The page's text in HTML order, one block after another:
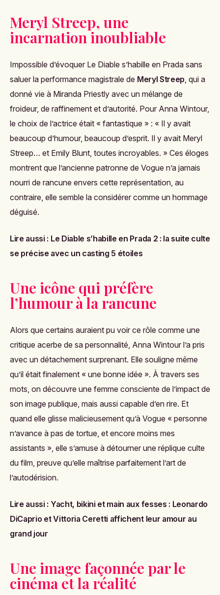
Meryl Streep, une
incarnation inoubliable
Impossible d’évoquer Le Diable s’habille en Prada sans
saluer la performance magistrale de Meryl Streep, qui a
donné vie à Miranda Priestly avec un mélange de
froideur, de raffinement et d’autorité. Pour Anna Wintour,
le choix de l’actrice était « fantastique » : « Il y avait
beaucoup d’humour, beaucoup d’esprit. Il y avait Meryl
Streep… et Emily Blunt, toutes incroyables. » Ces éloges
montrent que l’ancienne patronne de Vogue n’a jamais
nourri de rancune envers cette représentation, au
contraire, elle semble la considérer comme un hommage
déguisé.
Lire aussi : Le Diable s’habille en Prada 2 : la suite culte
se précise avec un casting 5 étoiles
Une icône qui préfère
l’humour à la rancune
Alors que certains auraient pu voir ce rôle comme une
critique acerbe de sa personnalité, Anna Wintour l’a pris
avec un détachement surprenant. Elle souligne même
qu’il était finalement « une bonne idée ». À travers ses
mots, on découvre une femme consciente de l’impact de
son image publique, mais aussi capable d’en rire. Et
quand elle glisse malicieusement qu’à Vogue « personne
n’avance à pas de tortue, et encore moins mes
assistants », elle s’amuse à détourner une réplique culte
du film, preuve qu’elle maîtrise parfaitement l’art de
l’autodérision.
Lire aussi : Yacht, bikini et main aux fesses : Leonardo
DiCaprio et Vittoria Ceretti affichent leur amour au
grand jour
Une image façonnée par le
cinéma et la réalité